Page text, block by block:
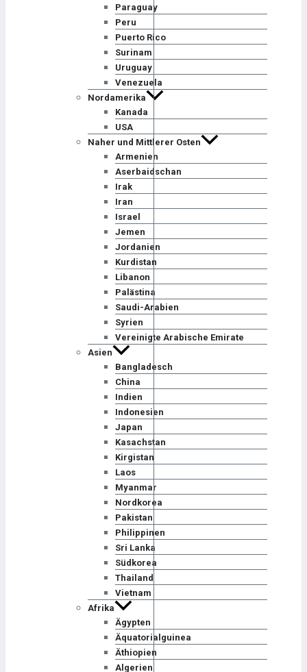
Paraguay
Peru
Puerto Rico
Surinam
Uruguay
Venezuela
Nordamerika
Kanada
USA
Naher und Mittlerer Osten
Armenien
Aserbaidschan
Irak
Iran
Israel
Jemen
Jordanien
Kurdistan
Libanon
Palästina
Saudi-Arabien
Syrien
Vereinigte Arabische Emirate
Asien
Bangladesch
China
Indien
Indonesien
Japan
Kasachstan
Kirgistan
Laos
Myanmar
Nordkorea
Pakistan
Philippinen
Sri Lanka
Südkorea
Thailand
Vietnam
Afrika
Ägypten
Äquatorialguinea
Äthiopien
Algerien